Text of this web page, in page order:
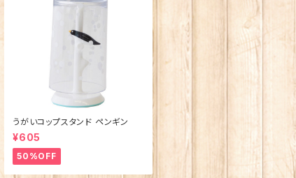
うがいコップスタンド ペンギン
¥605
50%OFF